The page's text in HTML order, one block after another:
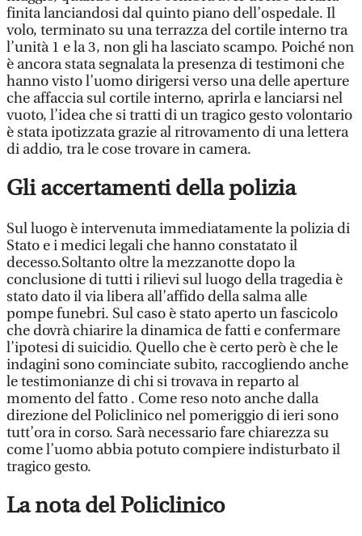
finita lanciandosi dal quinto piano dell’ospedale. Il
volo, terminato su una terrazza del cortile interno tra
l’unità 1 e la 3, non gli ha lasciato scampo. Poiché non
è ancora stata segnalata la presenza di testimoni che
hanno visto l’uomo dirigersi verso una delle aperture
che affaccia sul cortile interno, aprirla e lanciarsi nel
vuoto, l’idea che si tratti di un tragico gesto volontario
è stata ipotizzata grazie al ritrovamento di una lettera
di addio, tra le cose trovare in camera.
Gli accertamenti della polizia
Sul luogo è intervenuta immediatamente la polizia di
Stato e i medici legali che hanno constatato il
decesso.Soltanto oltre la mezzanotte dopo la
conclusione di tutti i rilievi sul luogo della tragedia è
stato dato il via libera all’affido della salma alle
pompe funebri. Sul caso è stato aperto un fascicolo
che dovrà chiarire la dinamica de fatti e confermare
l’ipotesi di suicidio. Quello che è certo però è che le
indagini sono cominciate subito, raccogliendo anche
le testimonianze di chi si trovava in reparto al
momento del fatto . Come reso noto anche dalla
direzione del Policlinico nel pomeriggio di ieri sono
tutt’ora in corso. Sarà necessario fare chiarezza su
come l’uomo abbia potuto compiere indisturbato il
tragico gesto.
La nota del Policlinico